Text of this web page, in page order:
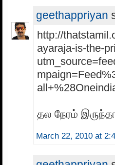
geethappriyan
http://
ayaraja-is-the-
தல நேரம்
March 22, 2010 at